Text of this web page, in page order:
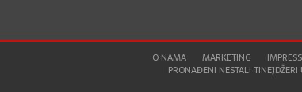
O NAMA MARKETING
PRONAĐENI NESTALI